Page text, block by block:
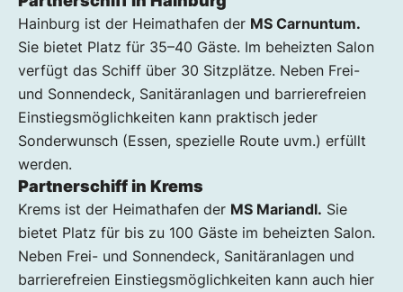
Hainburg ist der Heimathafen der MS Carnuntum.
Sie bietet Platz für 35–40 Gäste. Im beheizten Salon
verfügt das Schiff über 30 Sitzplätze. Neben Frei-
und Sonnendeck, Sanitäranlagen und barrierefreien
Einstiegsmöglichkeiten kann praktisch jeder
Sonderwunsch (Essen, spezielle Route uvm.) erfüllt
werden.
Partnerschiff in Krems
Krems ist der Heimathafen der MS Mariandl. Sie
bietet Platz für bis zu 100 Gäste im beheizten Salon.
Neben Frei- und Sonnendeck, Sanitäranlagen und
barrierefreien Einstiegsmöglichkeiten kann auch hier